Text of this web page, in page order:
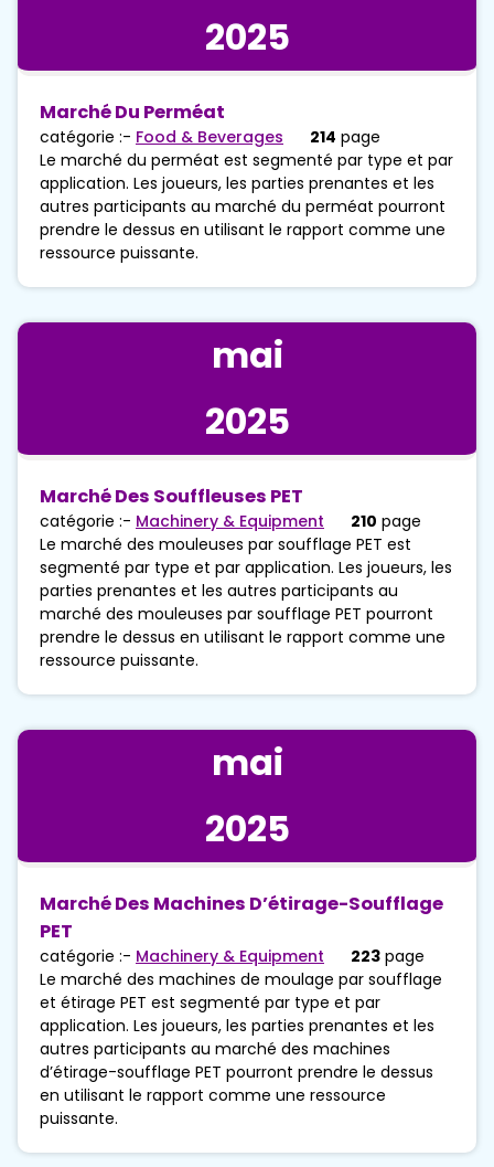
2025
Marché Du Perméat
catégorie :- Food & Beverages 214 page
Le marché du perméat est segmenté par type et par
application. Les joueurs, les parties prenantes et les
autres participants au marché du perméat pourront
prendre le dessus en utilisant le rapport comme une
ressource puissante.
mai
2025
Marché Des Souffleuses PET
catégorie :- Machinery & Equipment 210 page
Le marché des mouleuses par soufflage PET est
segmenté par type et par application. Les joueurs, les
parties prenantes et les autres participants au
marché des mouleuses par soufflage PET pourront
prendre le dessus en utilisant le rapport comme une
ressource puissante.
mai
2025
Marché Des Machines D’étirage-Soufflage
PET
catégorie :- Machinery & Equipment 223 page
Le marché des machines de moulage par soufflage
et étirage PET est segmenté par type et par
application. Les joueurs, les parties prenantes et les
autres participants au marché des machines
d’étirage-soufflage PET pourront prendre le dessus
en utilisant le rapport comme une ressource
puissante.